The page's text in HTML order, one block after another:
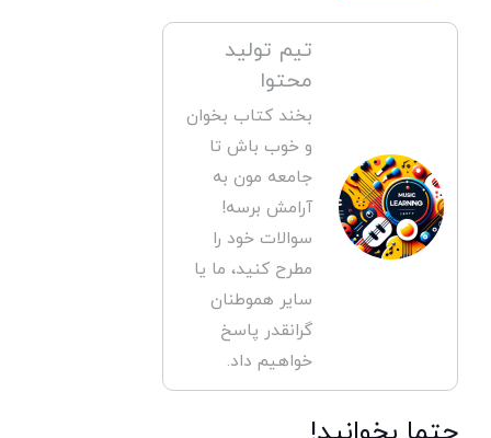
تیم تولید
محتوا
بخند کتاب بخوان
و خوب باش تا
جامعه مون به
آرامش برسه!
سوالات خود را
مطرح کنید، ما یا
سایر هموطنان
گرانقدر پاسخ
خواهیم داد.